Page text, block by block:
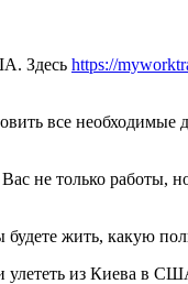
Здесь https://
все
не только
жить, какую
улететь из Киева в